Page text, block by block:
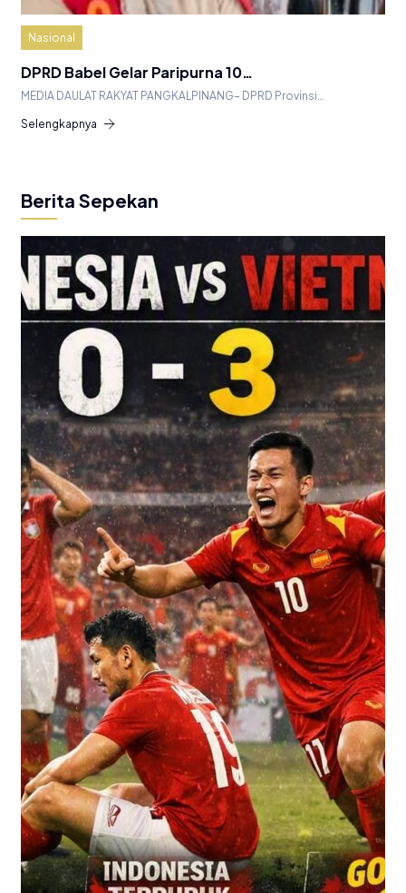
Nasional
DPRD Babel Gelar Paripurna 10…
MEDIA DAULAT RAKYAT PANGKALPINANG– DPRD Provinsi…
Selengkapnya
Berita Sepekan